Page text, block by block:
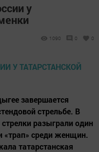
у
1090 0 0
завершается
стрельбе. В
разыграли один
«трап» среди женщин.
татарстанская